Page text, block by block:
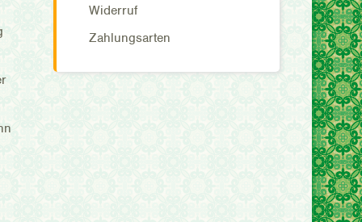
Widerruf
Zahlungsarten